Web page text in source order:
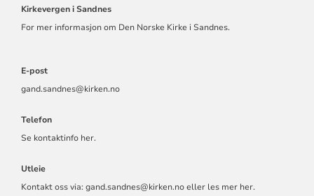
Kirkevergen i Sandnes
For mer informasjon om Den Norske Kirke i Sandnes.
E-post
gand.sandnes@kirken.no
Telefon
Se kontaktinfo her.
Utleie
Kontakt oss via: gand.sandnes@kirken.no eller les mer her.